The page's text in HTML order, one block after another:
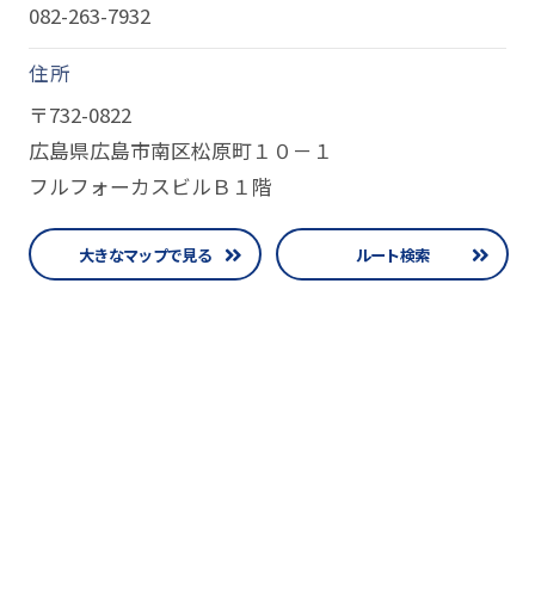
082-263-7932
住所
〒732-0822
広島県広島市南区松原町１０－１
フルフォーカスビルＢ１階
大きなマップで見る ルート検索